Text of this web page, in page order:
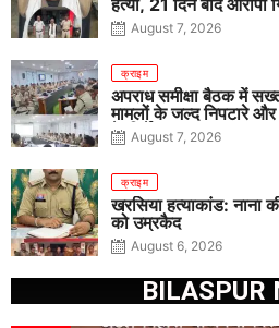
हत्या, 21 दिन बाद आरोपी
August 7, 2026
क्राइम
अपराध समीक्षा बैठक में
मामलों के जल्द निपटारे और
के निर्देश
August 7, 2026
क्राइम
खरसिया हत्याकांड: नाना
को उम्रकैद
August 6, 2026
BILASPUR